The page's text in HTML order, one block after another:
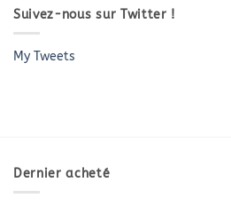
Suivez-nous sur Twitter !
My Tweets
Dernier acheté